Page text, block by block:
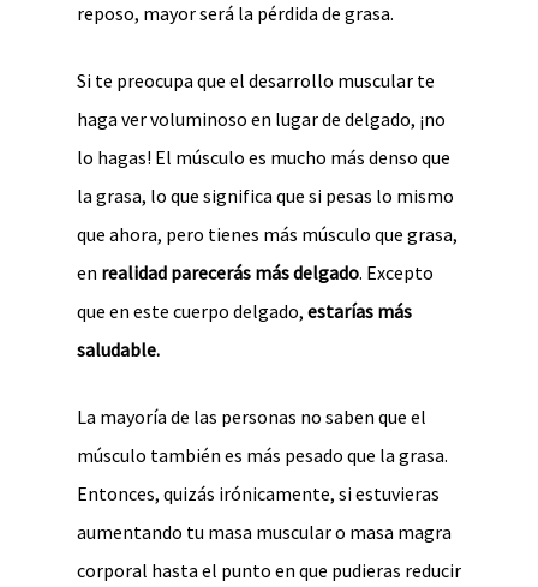
reposo, mayor será la pérdida de grasa.
Si te preocupa que el desarrollo muscular te
haga ver voluminoso en lugar de delgado, ¡no
lo hagas! El músculo es mucho más denso que
la grasa, lo que significa que si pesas lo mismo
que ahora, pero tienes más músculo que grasa,
en realidad parecerás más delgado. Excepto
que en este cuerpo delgado, estarías más
saludable.
La mayoría de las personas no saben que el
músculo también es más pesado que la grasa.
Entonces, quizás irónicamente, si estuvieras
aumentando tu masa muscular o masa magra
corporal hasta el punto en que pudieras reducir